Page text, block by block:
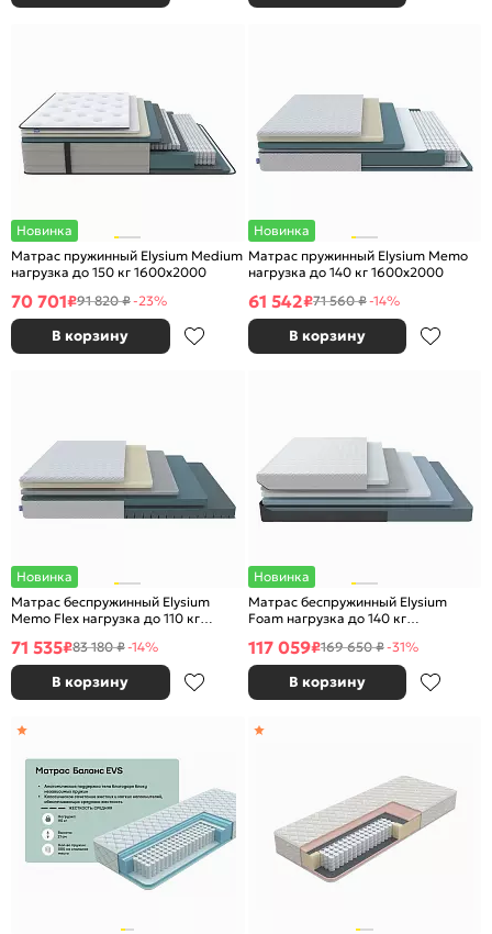
Новинка
Матрас пружинный Elysium Medium
нагрузка до 150 кг 1600x2000
70 701₽91 820 ₽-23%
В корзину
Новинка
Матрас пружинный Elysium Memo
нагрузка до 140 кг 1600x2000
61 542₽71 560 ₽-14%
В корзину
Новинка
Матрас беспружинный Elysium
Memo Flex нагрузка до 110 кг
71 535₽83 180 ₽-14%
В корзину
Новинка
Матрас беспружинный Elysium
Foam нагрузка до 140 кг
117 059₽169 650 ₽-31%
В корзину